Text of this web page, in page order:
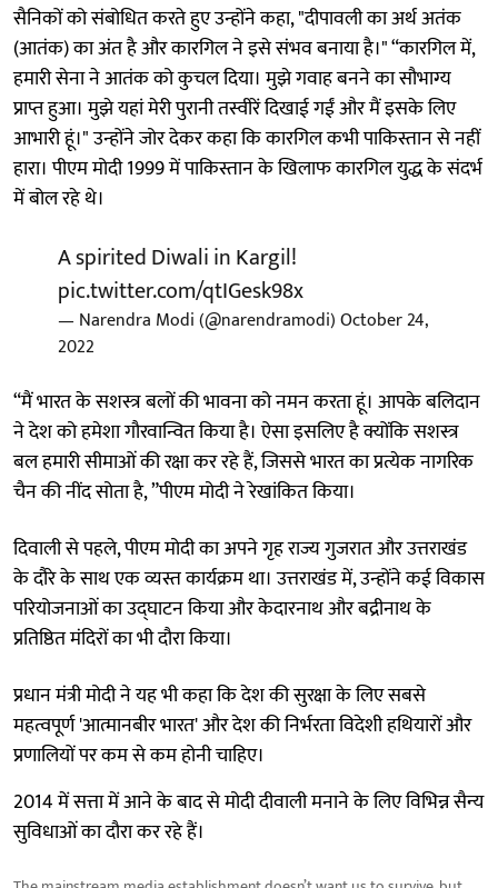
सैनिकों को संबोधित करते हुए उन्होंने कहा, "दीपावली का अर्थ अतंक
(आतंक) का अंत है और कारगिल ने इसे संभव बनाया है।" “कारगिल में,
हमारी सेना ने आतंक को कुचल दिया। मुझे गवाह बनने का सौभाग्य
प्राप्त हुआ। मुझे यहां मेरी पुरानी तस्वीरें दिखाई गईं और मैं इसके लिए
आभारी हूं।" उन्होंने जोर देकर कहा कि कारगिल कभी पाकिस्तान से नहीं
हारा। पीएम मोदी 1999 में पाकिस्तान के खिलाफ कारगिल युद्ध के संदर्भ
में बोल रहे थे।
A spirited Diwali in Kargil!
pic.twitter.com/qtIGesk98x
— Narendra Modi (@narendramodi)October 24,
2022
“मैं भारत के सशस्त्र बलों की भावना को नमन करता हूं। आपके बलिदान
ने देश को हमेशा गौरवान्वित किया है। ऐसा इसलिए है क्योंकि सशस्त्र
बल हमारी सीमाओं की रक्षा कर रहे हैं, जिससे भारत का प्रत्येक नागरिक
चैन की नींद सोता है, ”पीएम मोदी ने रेखांकित किया।
दिवाली से पहले, पीएम मोदी का अपने गृह राज्य गुजरात और उत्तराखंड
के दौरे के साथ एक व्यस्त कार्यक्रम था। उत्तराखंड में, उन्होंने कई विकास
परियोजनाओं का उद्घाटन किया और केदारनाथ और बद्रीनाथ के
प्रतिष्ठित मंदिरों का भी दौरा किया।
प्रधान मंत्री मोदी ने यह भी कहा कि देश की सुरक्षा के लिए सबसे
महत्वपूर्ण 'आत्मानबीर भारत' और देश की निर्भरता विदेशी हथियारों और
प्रणालियों पर कम से कम होनी चाहिए।
2014 में सत्ता में आने के बाद से मोदी दीवाली मनाने के लिए विभिन्न सैन्य
सुविधाओं का दौरा कर रहे हैं।